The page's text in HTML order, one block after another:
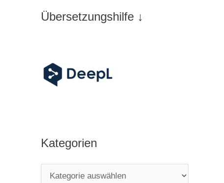
Übersetzungshilfe ↓
Kategorien